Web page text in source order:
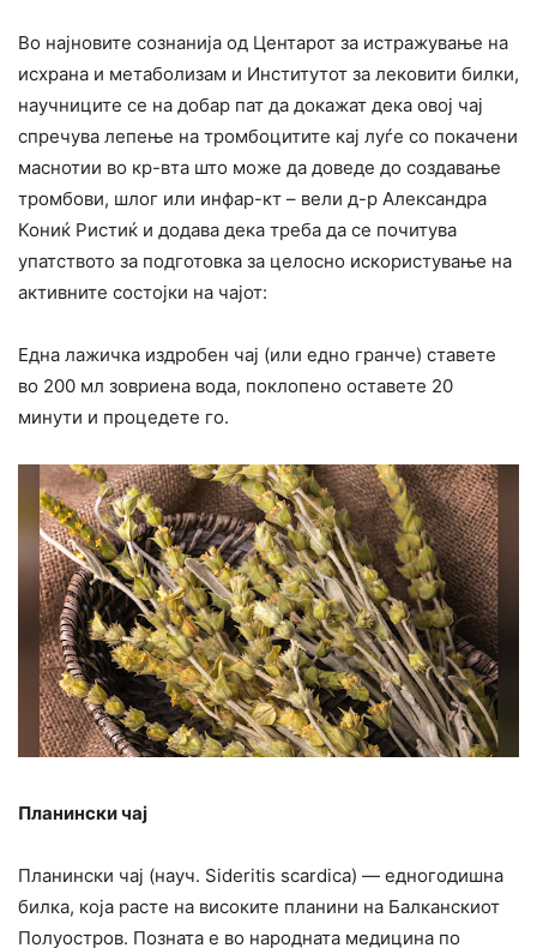
Во најновите сознанија од Центарот за истражување на
исхрана и метаболизам и Институтот за лековити билки,
научниците се на добар пат да докажат дека овој чај
спречува лепење на тромбоцитите кај луѓе со покачени
маснотии во кр-вта што може да доведе до создавање
тромбови, шлог или инфар-кт – вели д-р Александра
Кониќ Ристиќ и додава дека треба да се почитува
упатството за подготовка за целосно искористување на
активните состојки на чајот:
Една лажичка издробен чај (или едно гранче) ставете
во 200 мл зовриена вода, поклопено оставете 20
минути и процедете го.
Планински чај
Планински чај (науч. Sideritis scardica) — едногодишна
билка, која расте на високите планини на Балканскиот
Полуостров. Позната е во народната медицина по